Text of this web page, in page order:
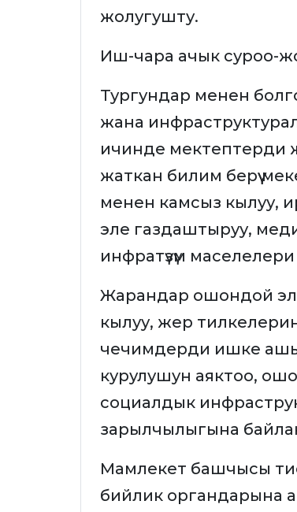
жолугушту.
Иш-чара ачык суроо-
Тургундар менен
жана
ичинде мектептерди
жаткан билим берүү
менен камсыз кылуу,
эле газдаштыруу,
инфратүзүм маселелери
Жарандар ошондой
кылуу, жер
чечимдерди ишке
курулушун аяктоо,
социалдык
зарылчылыгына
Мамлекет башчысы
бийлик органдарына